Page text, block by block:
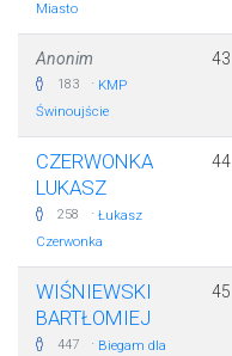
Miasto
Anonim
183 · KMP
Świnoujście
43
CZERWONKA
LUKASZ
258 · Łukasz
Czerwonka
44
WIŚNIEWSKI
BARTŁOMIEJ
447 · Biegam dla
45